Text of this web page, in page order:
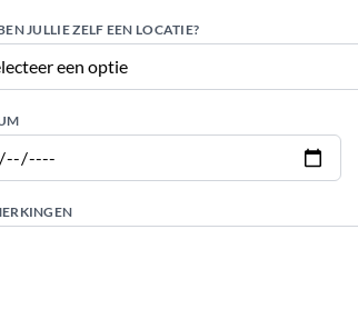
JULLIE ZELF EEN LOCATIE?